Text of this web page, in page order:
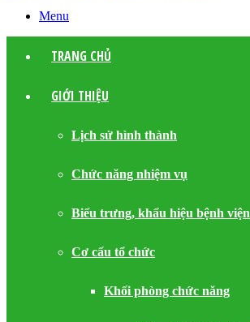
Menu
TRANG CHỦ
GIỚI THIỆU
Lịch sử hình thành
Chức năng nhiệm vụ
Biểu trưng, khẩu hiệu bệnh viện
Cơ cấu tổ chức
Khối phòng chức năng